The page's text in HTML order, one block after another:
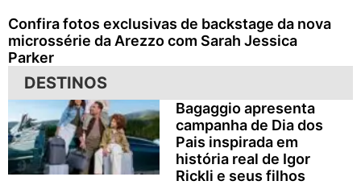
Confira fotos exclusivas de backstage da nova
microssérie da Arezzo com Sarah Jessica
Parker
DESTINOS
Bagaggio apresenta
campanha de Dia dos
Pais inspirada em
história real de Igor
Rickli e seus filhos